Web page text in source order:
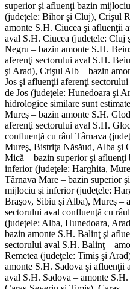
superior şi afluenţi bazin
(judeţele: Bihor şi Cluj), Crişul
amonte S.H. Ciucea şi afluenţii
aval S.H. Ciucea (judeţele: Cluj
Negru – bazin amonte S.H.
aferenţi sectorului aval S.H.
şi Arad), Crişul Alb – bazin
Jos şi afluenţii aferenţi
de Jos (judeţele: Hunedoara şi
hidrologice similare sunt
Mureş – bazin amonte S.H.
aferenţi sectorului aval S.H.
confluenţă cu râul Târnava
Mureş, Bistriţa Năsăud, Alba şi
Mică – bazin superior şi afluenţi
inferior (judeţele: Harghita,
Târnava Mare – bazin superior
mijlociu şi inferior (judeţele:
Braşov, Sibiu şi Alba), Mureş –
sectorului aval confluenţă cu
(judeţele: Alba, Hunedoara,
bazin amonte S.H. Balinţ şi
sectorului aval S.H. Balinţ –
Remetea (judeţele: Timiş şi
amonte S.H. Sadova şi afluenţii
aval S.H. Sadova – amonte